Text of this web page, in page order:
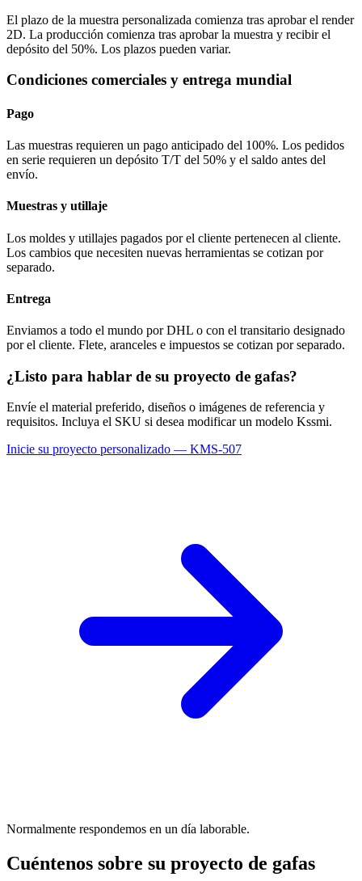
El plazo de la muestra personalizada comienza tras aprobar el render
2D. La producción comienza tras aprobar la muestra y recibir el
depósito del 50%. Los plazos pueden variar.
Condiciones comerciales y entrega mundial
Pago
Las muestras requieren un pago anticipado del 100%. Los pedidos
en serie requieren un depósito T/T del 50% y el saldo antes del
envío.
Muestras y utillaje
Los moldes y utillajes pagados por el cliente pertenecen al cliente.
Los cambios que necesiten nuevas herramientas se cotizan por
separado.
Entrega
Enviamos a todo el mundo por DHL o con el transitario designado
por el cliente. Flete, aranceles e impuestos se cotizan por separado.
¿Listo para hablar de su proyecto de gafas?
Envíe el material preferido, diseños o imágenes de referencia y
requisitos. Incluya el SKU si desea modificar un modelo Kssmi.
Inicie su proyecto personalizado — KMS-507
Normalmente respondemos en un día laborable.
Cuéntenos sobre su proyecto de gafas